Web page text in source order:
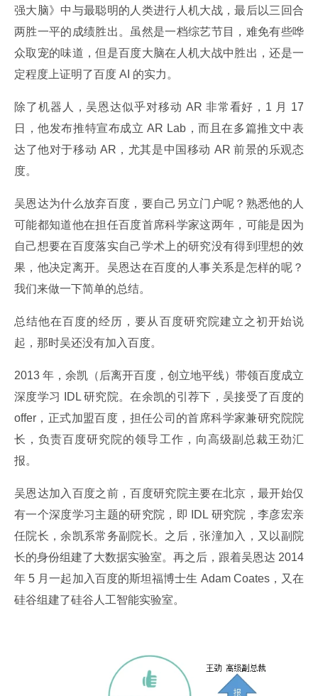
强大脑》中与最聪明的人类进行人机大战，最后以三回合
两胜一平的成绩胜出。虽然是一档综艺节目，难免有些哗
众取宠的味道，但是百度大脑在人机大战中胜出，还是一
定程度上证明了百度 AI 的实力。
除了机器人，吴恩达似乎对移动 AR 非常看好，1 月 17
日，他发布推特宣布成立 AR Lab，而且在多篇推文中表
达了他对于移动 AR，尤其是中国移动 AR 前景的乐观态
度。
吴恩达为什么放弃百度，要自己另立门户呢？熟悉他的人
可能都知道他在担任百度首席科学家这两年，可能是因为
自己想要在百度落实自己学术上的研究没有得到理想的效
果，他决定离开。吴恩达在百度的人事关系是怎样的呢？
我们来做一下简单的总结。
总结他在百度的经历，要从百度研究院建立之初开始说
起，那时吴还没有加入百度。
2013 年，余凯（后离开百度，创立地平线）带领百度成立
深度学习 IDL 研究院。在余凯的引荐下，吴接受了百度的
offer，正式加盟百度，担任公司的首席科学家兼研究院院
长，负责百度研究院的领导工作，向高级副总裁王劲汇
报。
吴恩达加入百度之前，百度研究院主要在北京，最开始仅
有一个深度学习主题的研究院，即 IDL 研究院，李彦宏亲
任院长，余凯系常务副院长。之后，张潼加入，又以副院
长的身份组建了大数据实验室。再之后，跟着吴恩达 2014
年 5 月一起加入百度的斯坦福博士生 Adam Coates，又在
硅谷组建了硅谷人工智能实验室。